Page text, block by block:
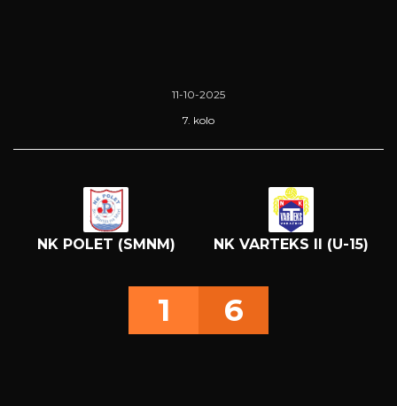
11-10-2025
7. kolo
NK POLET (SMNM) NK VARTEKS II (U-15)
1 6